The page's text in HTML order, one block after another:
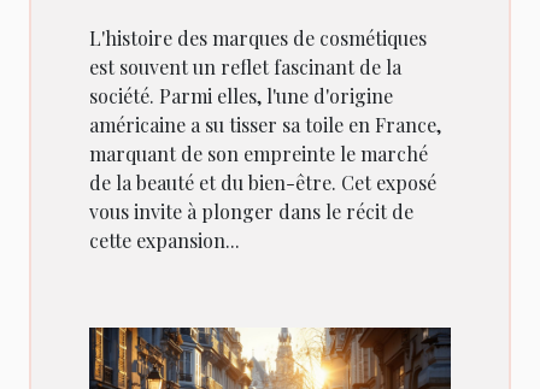
L'histoire des marques de cosmétiques
est souvent un reflet fascinant de la
société. Parmi elles, l'une d'origine
américaine a su tisser sa toile en France,
marquant de son empreinte le marché
de la beauté et du bien-être. Cet exposé
vous invite à plonger dans le récit de
cette expansion...